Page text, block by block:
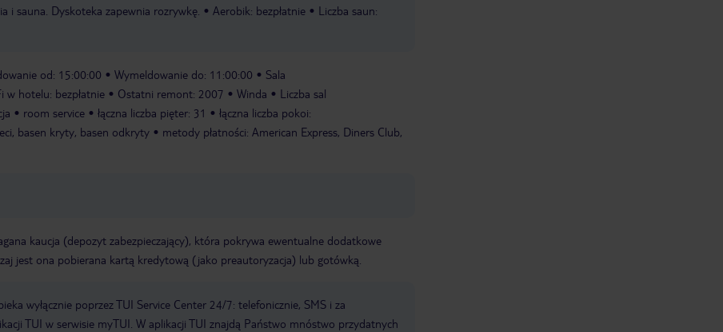
i sauna. Dyskoteka zapewnia rozrywkę.
Aerobik: bezpłatnie
Liczba saun:
od: 15:00:00 Wymeldowanie do: 11:00:00
Sala
w hotelu: bezpłatnie Ostatni remont: 2007 Winda
Liczba sal
room service łączna liczba pięter: 31
łączna liczba pokoi:
basen kryty, basen odkryty
metody płatności: American Express, Diners Club,
kaucja (depozyt zabezpieczający), która pokrywa ewentualne dodatkowe
jest ona pobierana kartą kredytową (jako preautoryzacja) lub gotówką.
wyłącznie poprzez TUI Service Center 24/7: telefonicznie, SMS i za
TUI w serwisie myTUI. W aplikacji TUI znajdą Państwo mnóstwo przydatnych